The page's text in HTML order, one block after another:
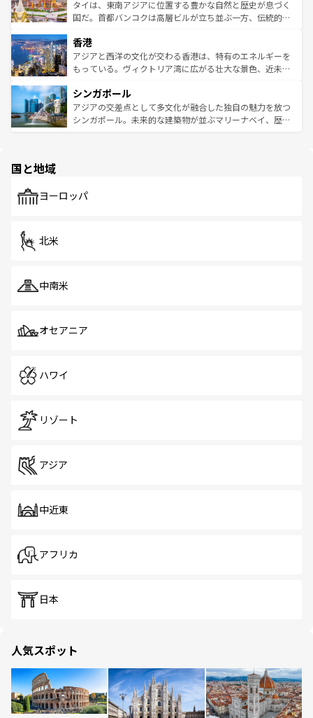
わってみてほしい。 なお、新着の韓国情報はコンテンツ一
覧を参照してほしい。
ーチミン市のフランス統治時代の建物も、独特の雰囲気を
醸し出している。また、バラエティの豊かさとおいしさで
とつ。フォーやバインミー、ベトナムコーヒーなどは、ぜ
ひ現地で味わいたい。どの地域を訪れてもあたたかい人々
が旅行者を迎えてくれるので、きっと忘れられない旅にな
参照してほしい。
タイは、東南アジアに位置する豊かな自然と歴史が息づく
国だ。首都バンコクは高層ビルが立ち並ぶ一方、伝統的な
の活気が交差している。北部ではチェンマイなどの山岳地
帯で自然と触れ合い、南部ではプーケットやクラビの美し
いビーチでリゾート気分を楽しむことができる。タイ料理
激する。気候は一年中温暖で、どの季節にも異なる楽しみ
が待っている。親しみやすいタイの人々、仏教を中心とし
た文化、そして多様な観光資源が、訪れる旅人を魅了し続
香港
アジアと西洋の文化が交わる香港は、特有のエネルギーを
もっている。ヴィクトリア湾に広がる壮大な景色、近未来
み、どこを訪れても感動するはず。観光スポットが密集し
ており、効率よく見どころを回れるのも魅力。息をのむよ
うな絶景から文化的な体験まで、香港を存分に楽しみ尽く
シンガポール
アジアの交差点として多文化が融合した独自の魅力を放つ
シンガポール。未来的な建築物が並ぶマリーナベイ、歴史
で、ホーカーズは地元の風情を楽しめる外せないスポット
国と地域
ヨーロッパ
北米
中南米
オセアニア
ハワイ
リゾート
アジア
中近東
アフリカ
日本
人気スポット